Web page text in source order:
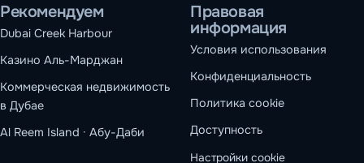
Рекомендуем
Dubai Creek Harbour
Казино Аль-Марджан
Коммерческая недвижимость
в Дубае
Al Reem Island · Абу-Даби
Правовая
информация
Условия использования
Конфиденциальность
Политика cookie
Доступность
Настройки cookie